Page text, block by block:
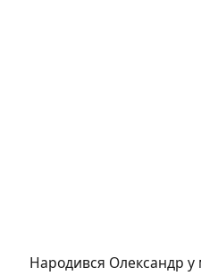
Народився Олександр у